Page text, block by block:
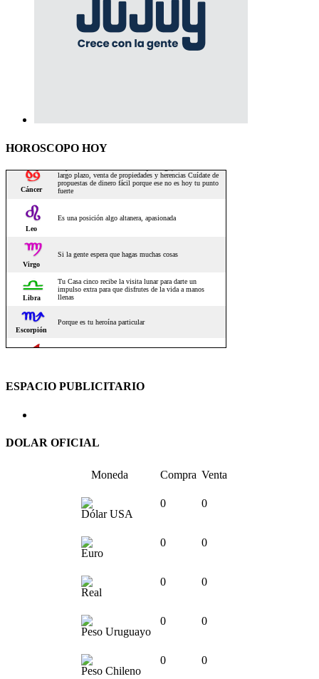
HOROSCOPO HOY
ESPACIO PUBLICITARIO
DOLAR OFICIAL
Moneda Compra Venta
Dólar USA
0 0
Euro
0 0
Real
0 0
Peso Uruguayo
0 0
Peso Chileno
0 0